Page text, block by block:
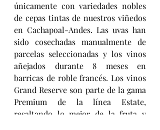
únicamente con variedades nobles
de cepas tintas de nuestros viñedos
en Cachapoal-Andes. Las uvas han
sido cosechadas manualmente de
parcelas seleccionadas y los vinos
añejados durante 8 meses en
barricas de roble francés. Los vinos
Grand Reserve son parte de la gama
Premium de la línea Estate,
resaltando lo mejor de la fruta y